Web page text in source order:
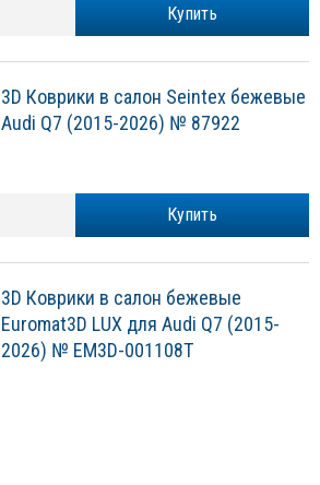
Купить
3D Коврики в салон Seintex бежевые
Audi Q7 (2015-2026) № 87922
Купить
3D Коврики в салон бежевые
Euromat3D LUX для Audi Q7 (2015-
2026) № EM3D-001108T